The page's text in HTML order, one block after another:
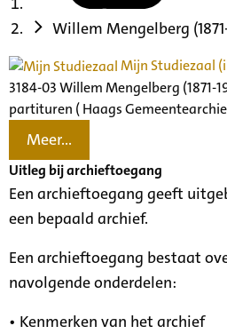
Willem Mengelberg
Mijn Studiezaal
3184-03 Willem Mengelberg (1871-
partituren ( Haags
Meer...
Uitleg bij archieftoegang
Een archieftoegang geeft
een bepaald archief.
Een archieftoegang bestaat
navolgende onderdelen:
• Kenmerken van het archief